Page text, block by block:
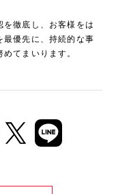
徹底し、お客様をは
最優先に、持続的な事
てまいります。